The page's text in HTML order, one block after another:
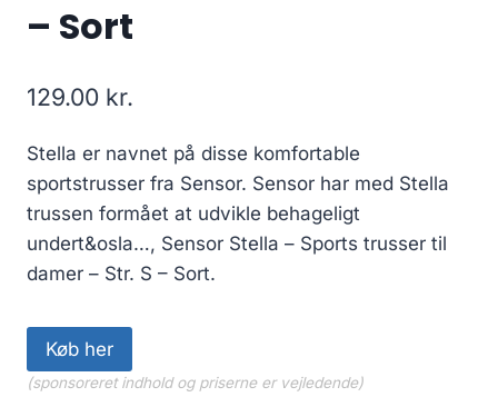
– Sort
129.00 kr.
Stella er navnet på disse komfortable
sportstrusser fra Sensor. Sensor har med Stella
trussen formået at udvikle behageligt
undert&osla…, Sensor Stella – Sports trusser til
damer – Str. S – Sort.
Køb her
(sponsoreret indhold og priserne er vejledende)